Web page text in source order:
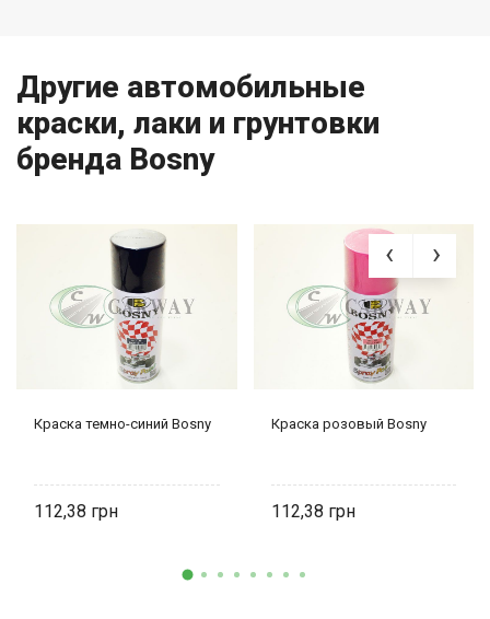
Другие автомобильные
краски, лаки и грунтовки
бренда Bosny
Краска темно-синий Bosny
112,38
Краска розовый Bosny
112,38